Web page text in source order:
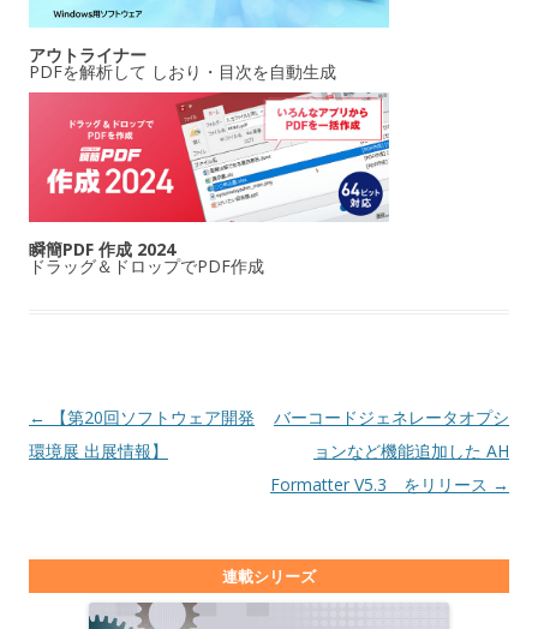
アウトライナー
PDFを解析して しおり・目次を自動生成
瞬簡PDF 作成 2024
ドラッグ＆ドロップでPDF作成
投稿ナビゲーション
←
【第20回ソフトウェア開発
環境展 出展情報】
バーコードジェネレータオプシ
ョンなど機能追加した AH
Formatter V5.3 をリリース →
連載シリーズ